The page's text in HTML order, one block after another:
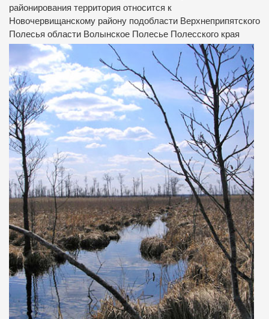
районирования территория относится к
Новочервищанскому району подобласти Верхнеприпятского
Полесья области Волынское Полесье Полесского края